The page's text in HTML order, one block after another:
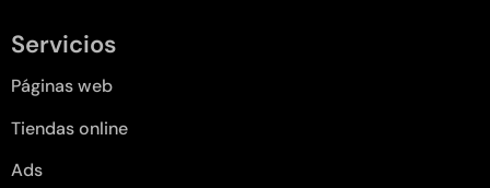
Servicios
Páginas web
Tiendas online
Ads